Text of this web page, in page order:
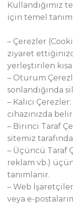
Kullandığımız
için temel
– Çerezler
ziyaret
yerleştirilen kısa
– Oturum
sonlandığında
– Kalıcı
cihazınızda
– Birinci Taraf
sitemiz
– Üçüncü Taraf
reklam vb.)
tanımlanır.
– Web
veya e-